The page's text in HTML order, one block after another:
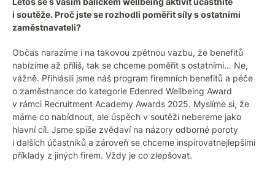
i soutěže. Proč jste se rozhodli poměřit síly s ostatními
zaměstnavateli?
Občas narazíme i na takovou zpětnou vazbu, že benefitů
nabízíme až příliš, tak se chceme poměřit s ostatními… Ne,
vážně. Přihlásili jsme náš program firemních benefitů a péče
o zaměstnance do kategorie Edenred Wellbeing Award
v rámci Recruitment Academy Awards 2025. Myslíme si, že
máme co nabídnout, ale úspěch v soutěži nebereme jako
hlavní cíl. Jsme spíše zvědaví na názory odborné poroty
i dalších účastníků a zároveň se chceme inspirovatnejlepšími
příklady z jiných firem. Vždy je co zlepšovat.